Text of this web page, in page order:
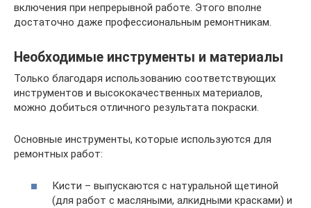
включения при непрерывной работе. Этого вполне
достаточно даже профессиональным ремонтникам.
Необходимые инструменты и материалы
Только благодаря использованию соответствующих
инструментов и высококачественных материалов,
можно добиться отличного результата покраски.
Основные инструменты, которые используются для
ремонтных работ:
Кисти – выпускаются с натуральной щетиной
(для работ с масляными, алкидными красками) и